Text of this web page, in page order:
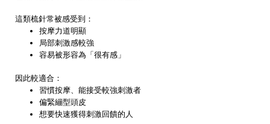
這類梳針常被感受到：
按摩力道明顯
局部刺激感較強
容易被形容為「很有感」
因此較適合：
習慣按摩、能接受較強刺激者
偏緊繃型頭皮
想要快速獲得刺激回饋的人